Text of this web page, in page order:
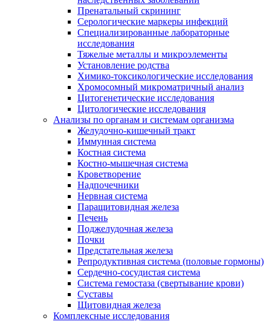
Пренатальный скрининг
Серологические маркеры инфекций
Специализированные лабораторные
исследования
Тяжелые металлы и микроэлементы
Установление родства
Химико-токсикологические исследования
Хромосомный микроматричный анализ
Цитогенетические исследования
Цитологические исследования
Анализы по органам и системам организма
Желудочно-кишечный тракт
Иммунная система
Костная система
Костно-мышечная система
Кроветворение
Надпочечники
Нервная система
Паращитовидная железа
Печень
Поджелудочная железа
Почки
Предстательная железа
Репродуктивная система (половые гормоны)
Сердечно-сосудистая система
Система гемостаза (свертывание крови)
Суставы
Щитовидная железа
Комплексные исследования